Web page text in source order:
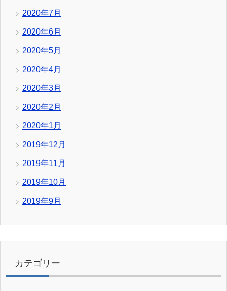
2020年7月
2020年6月
2020年5月
2020年4月
2020年3月
2020年2月
2020年1月
2019年12月
2019年11月
2019年10月
2019年9月
カテゴリー